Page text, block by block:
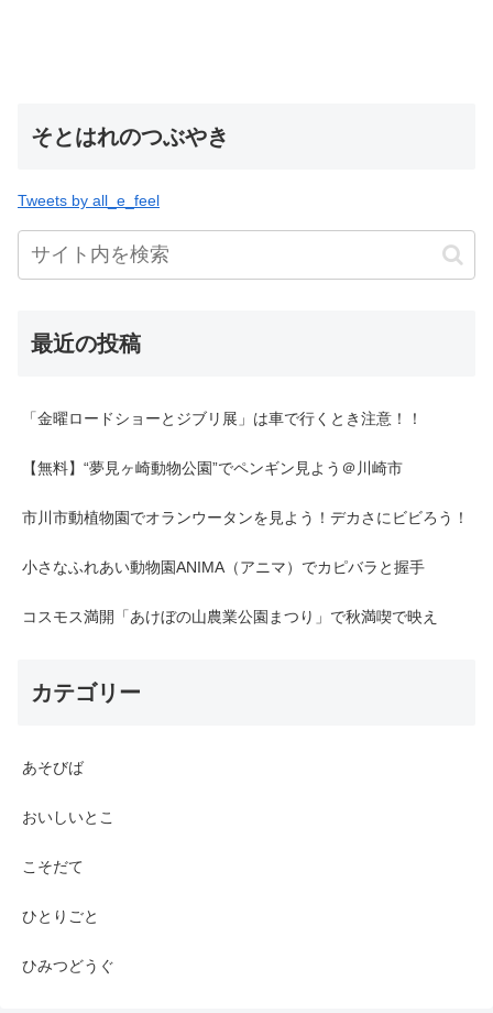
そとはれのつぶやき
Tweets by all_e_feel
最近の投稿
「金曜ロードショーとジブリ展」は車で行くとき注意！！
【無料】“夢見ヶ崎動物公園”でペンギン見よう＠川崎市
市川市動植物園でオランウータンを見よう！デカさにビビろう！
小さなふれあい動物園ANIMA（アニマ）でカピバラと握手
コスモス満開「あけぼの山農業公園まつり」で秋満喫で映え
カテゴリー
あそびば
おいしいとこ
こそだて
ひとりごと
ひみつどうぐ